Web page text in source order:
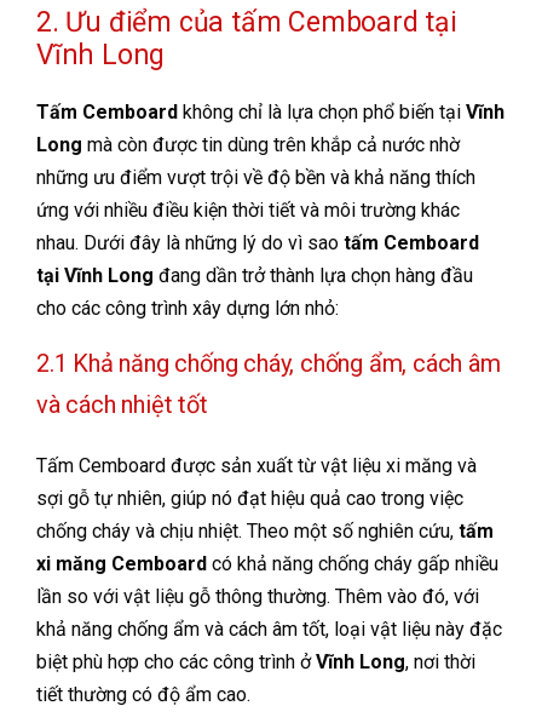
2. Ưu điểm của tấm Cemboard tại
Vĩnh Long
Tấm Cemboard không chỉ là lựa chọn phổ biến tại Vĩnh
Long mà còn được tin dùng trên khắp cả nước nhờ
những ưu điểm vượt trội về độ bền và khả năng thích
ứng với nhiều điều kiện thời tiết và môi trường khác
nhau. Dưới đây là những lý do vì sao tấm Cemboard
tại Vĩnh Long đang dần trở thành lựa chọn hàng đầu
cho các công trình xây dựng lớn nhỏ:
2.1 Khả năng chống cháy, chống ẩm, cách âm
và cách nhiệt tốt
Tấm Cemboard được sản xuất từ vật liệu xi măng và
sợi gỗ tự nhiên, giúp nó đạt hiệu quả cao trong việc
chống cháy và chịu nhiệt. Theo một số nghiên cứu, tấm
xi măng Cemboard có khả năng chống cháy gấp nhiều
lần so với vật liệu gỗ thông thường. Thêm vào đó, với
khả năng chống ẩm và cách âm tốt, loại vật liệu này đặc
biệt phù hợp cho các công trình ởVĩnh Long, nơi thời
tiết thường có độ ẩm cao.